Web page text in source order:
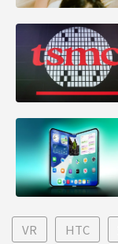
VR HTC